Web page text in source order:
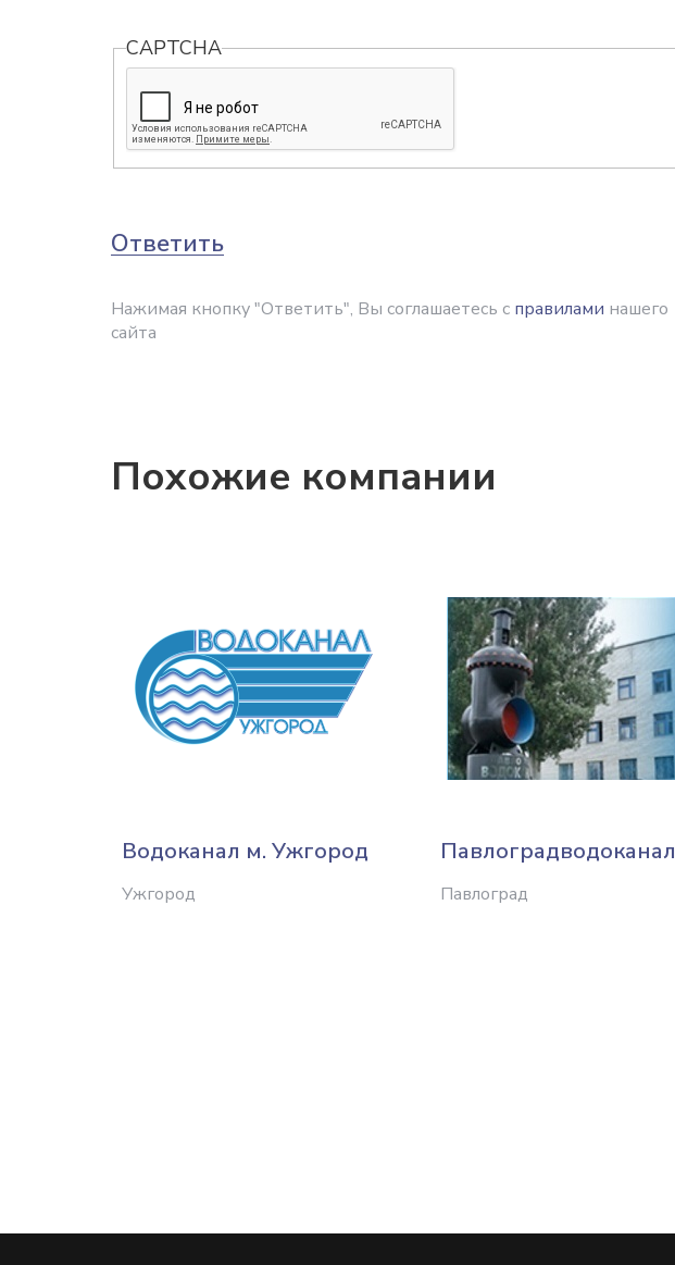
CAPTCHA
Ответить
Нажимая кнопку "Ответить", Вы соглашаетесь с правилами нашего
сайта
Похожие компании
Водоканал м. Ужгород
Ужгород
Павлоградводоканал
Павлоград